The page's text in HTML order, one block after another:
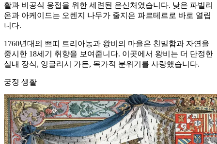
활과 비공식 응접을 위한 세련된 은신처였습니다. 낮은 파빌리
온과 아케이드는 오렌지 나무가 줄지은 파르테르로 바로 열립
니다.
1760년대의 쁘띠 트리아농과 왕비의 마을은 친밀함과 자연을
중시한 18세기 취향을 보여줍니다. 이곳에서 왕비는 더 단정한
실내 장식, 잉글리시 가든, 목가적 분위기를 사랑했습니다.
궁정 생활